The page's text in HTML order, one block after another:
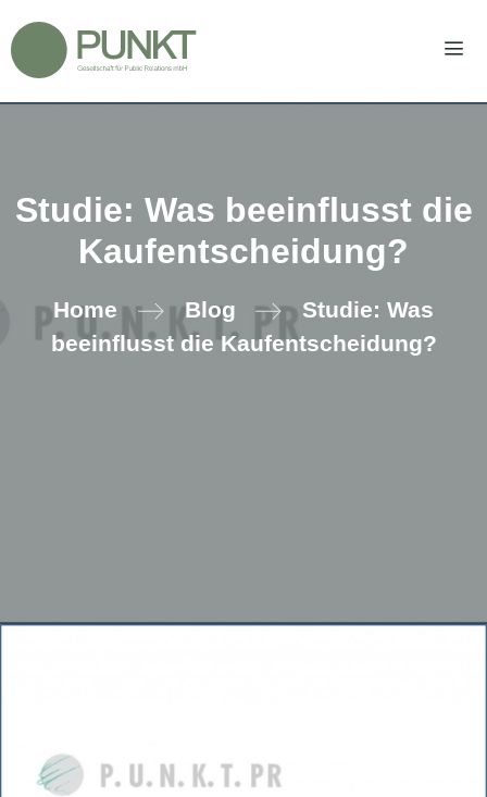
Inhalt
springen
Studie: Was beeinflusst die
Kaufentscheidung?
Home Blog
Studie: Was
beeinflusst die Kaufentscheidung?